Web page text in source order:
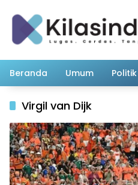
Beranda Umum Politik
Virgil van Dijk